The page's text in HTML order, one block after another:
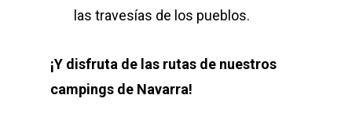
las travesías de los pueblos.
¡Y disfruta de las rutas de nuestros
campings de Navarra!